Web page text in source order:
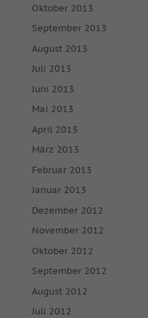
Oktober 2013
September 2013
August 2013
Juli 2013
Juni 2013
Mai 2013
April 2013
März 2013
Februar 2013
Januar 2013
Dezember 2012
November 2012
Oktober 2012
September 2012
August 2012
Juli 2012
Medien akzeptiert werden,